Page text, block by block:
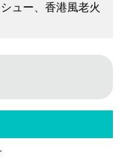
ュー、香港風老火